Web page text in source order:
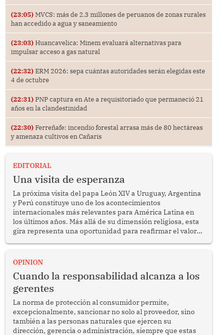
(23:05) MVCS: más de 2.3 millones de peruanos de zonas rurales
han accedido a agua y saneamiento
(23:03) Huancavelica: Minem evaluará alternativas para
impulsar acceso a gas natural
(22:32) ERM 2026: sepa cuántas autoridades serán elegidas este
4 de octubre
(22:31) PNP captura en Ate a requisitoriado que permaneció 21
años en la clandestinidad
(22:30) Ferreñafe: incendio forestal arrasa más de 80 hectáreas
y amenaza cultivos en Cañaris
EDITORIAL
Una visita de esperanza
La próxima visita del papa León XIV a Uruguay, Argentina
y Perú constituye uno de los acontecimientos
internacionales más relevantes para América Latina en
los últimos años. Más allá de su dimensión religiosa, esta
gira representa una oportunidad para reafirmar el valor
enfrenta desafíos en materia de desarrollo, cohesión
OPINION
Cuando la responsabilidad alcanza a los
gerentes
La norma de protección al consumidor permite,
excepcionalmente, sancionar no solo al proveedor, sino
también a las personas naturales que ejercen su
dirección, gerencia o administración, siempre que estas